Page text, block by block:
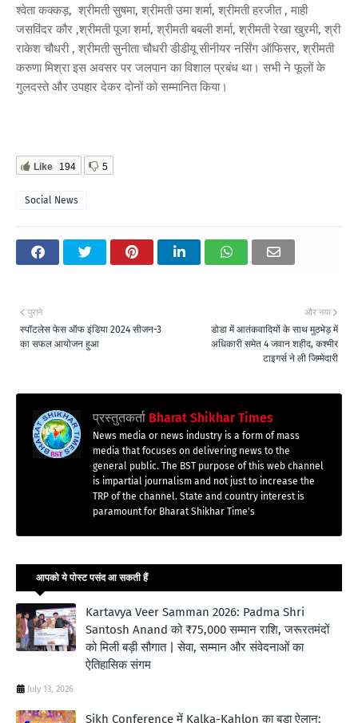
श्वेता कक्कड़, श्रीमती सुषमा, श्रीमती उमा शर्मा, श्रीमती हरजीत , माही
जसविंदर कौर ,श्रीमती पूजा शर्मा, श्रीमती बबली शर्मा, श्रीमती रेखा खुरमी, श्री
राकेश चौधरी , श्रीमती सुनीता चौधरी डीडीयू सीनीयर नर्सिंग ऑफिसर, श्रीमती
करुणा मिश्रा इस अवसर पर जलपान का विशाल प्रबंध था। सभी ने फूलों के
गुलदस्ते और उपहार देकर दोनों को सम्मानित किया।
Like 194 5
Social News
और नया
डोडा में आतंकवादियों के साथ मुठभेड़ में
अधिकारी समेत 4 जवान शहीद, कश्मीर
टाइगर्स ने ली जिम्मेदारी
पुराने
स्पॉटलेस फेस ऑफ इंडिया 2024 सीजन-3
का सफल आयोजन हुआ
प्रस्तुतकर्ता Bharat Shikhar Times
News media or news industry is a form of mass
media that focuses on delivering news to the
general public. The BST purpose of this web channel
is impartial journalism and not just to increase the
TRP of the channel. State and country interest is
paramount for Bharat Shikhar Time's
आपको ये पोस्ट पसंद आ सकती हैं
Kartavya Veer Samman 2026: Padma Shri
Santosh Anand को ₹75,000 सम्मान राशि, जरूरतमंदों
को मिली बड़ी सौगात | सेवा, सम्मान और संवेदनाओं का
ऐतिहासिक संगम
July 13, 2026
Sikh Conference में Kalka-Kahlon का बड़ा ऐलान: